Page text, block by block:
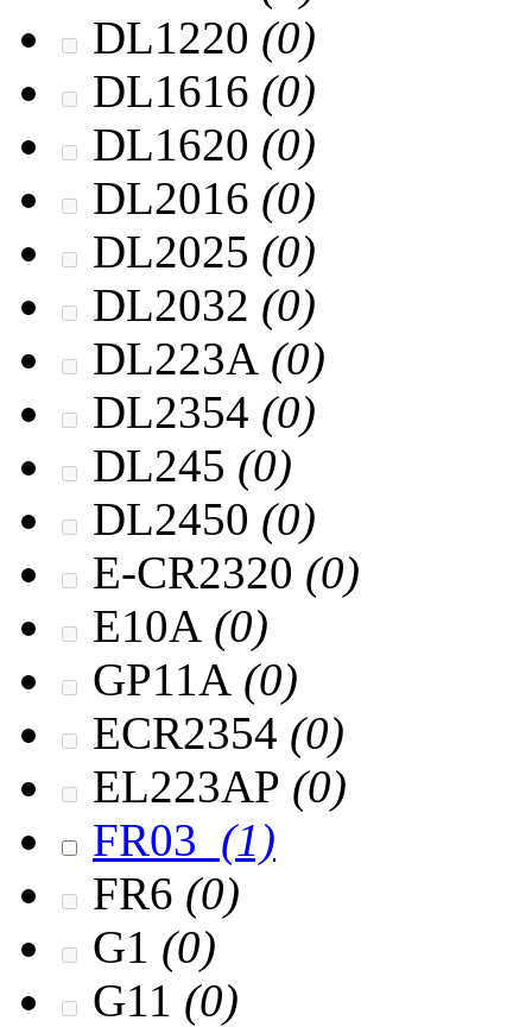
DL1220 (0)
DL1616 (0)
DL1620 (0)
DL2016 (0)
DL2025 (0)
DL2032 (0)
DL223A (0)
DL2354 (0)
DL245 (0)
DL2450 (0)
E-CR2320 (0)
E10A (0)
GP11A (0)
ECR2354 (0)
EL223AP (0)
FR03 (1)
FR6 (0)
G1 (0)
G11 (0)